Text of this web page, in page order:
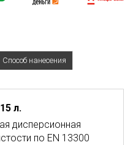
Способ нанесения
л.
дисперсионная
по EN 13300